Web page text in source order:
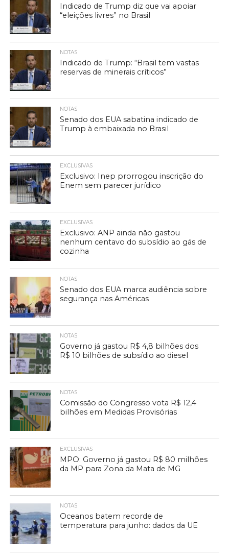
Indicado de Trump diz que vai apoiar
“eleições livres” no Brasil
NOTAS
Indicado de Trump: “Brasil tem vastas
reservas de minerais críticos”
NOTAS
Senado dos EUA sabatina indicado de
Trump à embaixada no Brasil
EXCLUSIVAS
Exclusivo: Inep prorrogou inscrição do
Enem sem parecer jurídico
EXCLUSIVAS
Exclusivo: ANP ainda não gastou
nenhum centavo do subsídio ao gás de
cozinha
NOTAS
Senado dos EUA marca audiência sobre
segurança nas Américas
NOTAS
Governo já gastou R$ 4,8 bilhões dos
R$ 10 bilhões de subsídio ao diesel
NOTAS
Comissão do Congresso vota R$ 12,4
bilhões em Medidas Provisórias
EXCLUSIVAS
MPO: Governo já gastou R$ 80 milhões
da MP para Zona da Mata de MG
NOTAS
Oceanos batem recorde de
temperatura para junho: dados da UE